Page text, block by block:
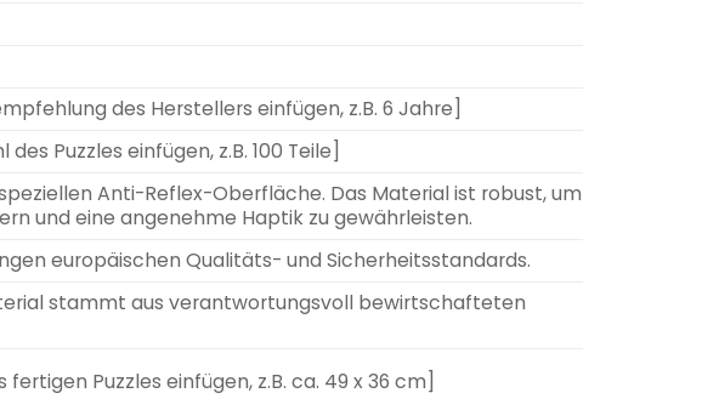
des Herstellers einfügen, z.B. 6 Jahre]
Puzzles einfügen, z.B. 100 Teile]
Anti-Reflex-Oberfläche. Das Material ist robust, um
und eine angenehme Haptik zu gewährleisten.
europäischen Qualitäts- und Sicherheitsstandards.
stammt aus verantwortungsvoll bewirtschafteten
Puzzles einfügen, z.B. ca. 49 x 36 cm]